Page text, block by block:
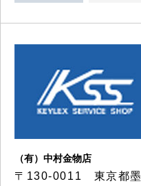
（有）中村金物店
〒130-0011 東京都